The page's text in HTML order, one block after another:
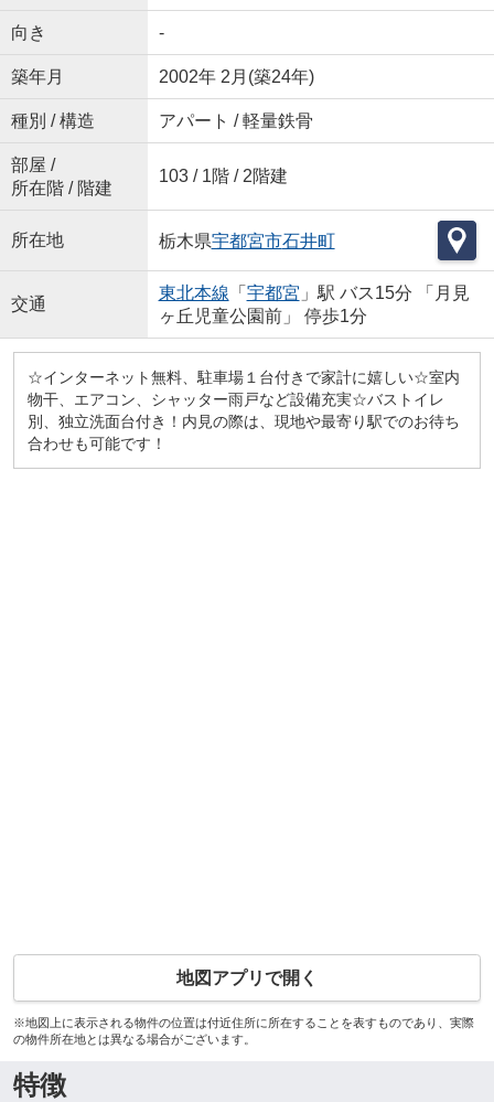
向き -
築年月 2002年 2月(築24年)
種別 / 構造 アパート / 軽量鉄骨
部屋 /
所在階 / 階建
103 / 1階 / 2階建
所在地 栃木県宇都宮市石井町
交通
東北本線 「 宇都宮 」駅 バス15分 「月見
ヶ丘児童公園前」 停歩1分
☆インターネット無料、駐車場１台付きで家計に嬉しい☆室内
物干、エアコン、シャッター雨戸など設備充実☆バストイレ
別、独立洗面台付き！内見の際は、現地や最寄り駅でのお待ち
合わせも可能です！
地図アプリで開く
※地図上に表示される物件の位置は付近住所に所在することを表すものであり、実際
の物件所在地とは異なる場合がございます。
特徴